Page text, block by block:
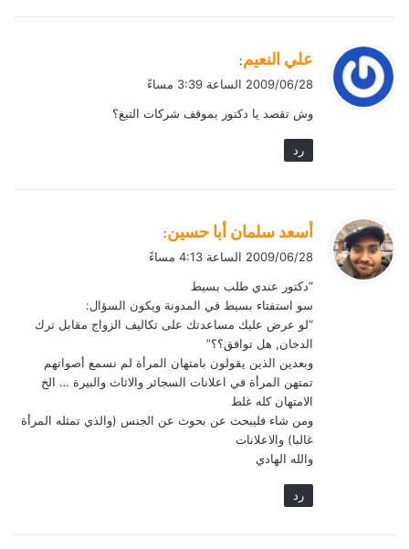
ي
ل
علي النعيم:
2009/06/28 الساعة 3:39 مساءً
وش تقصد يا دكتور بموقف شركات التبغ؟
رد
ي
ل
أسعد سلمان أبا حسين:
2009/06/28 الساعة 4:13 مساءً
“دكتور عندي طلب بسيط
سو استفتاء بسيط في المدونة ويكون السؤال:
“لو عرض عليك مساعدتك على تكاليف الزواج مقابل ترك
الدخان, هل توافق؟؟”
وبعدين الذين يقولون بامتهان المرأة لم نسمع أصواتهم
تمتهن المرأة في اعلانات السجائر والاثاث والبيرة … الخ
الامتهان كله غلط
ومن شاء فليبحث عن بحوث عن الجنس (والذي تمثله المرأة
غالبا) والاعلانات
والله الهادي
رد